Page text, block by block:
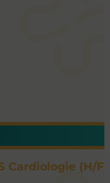
Cardiologie (H/F)